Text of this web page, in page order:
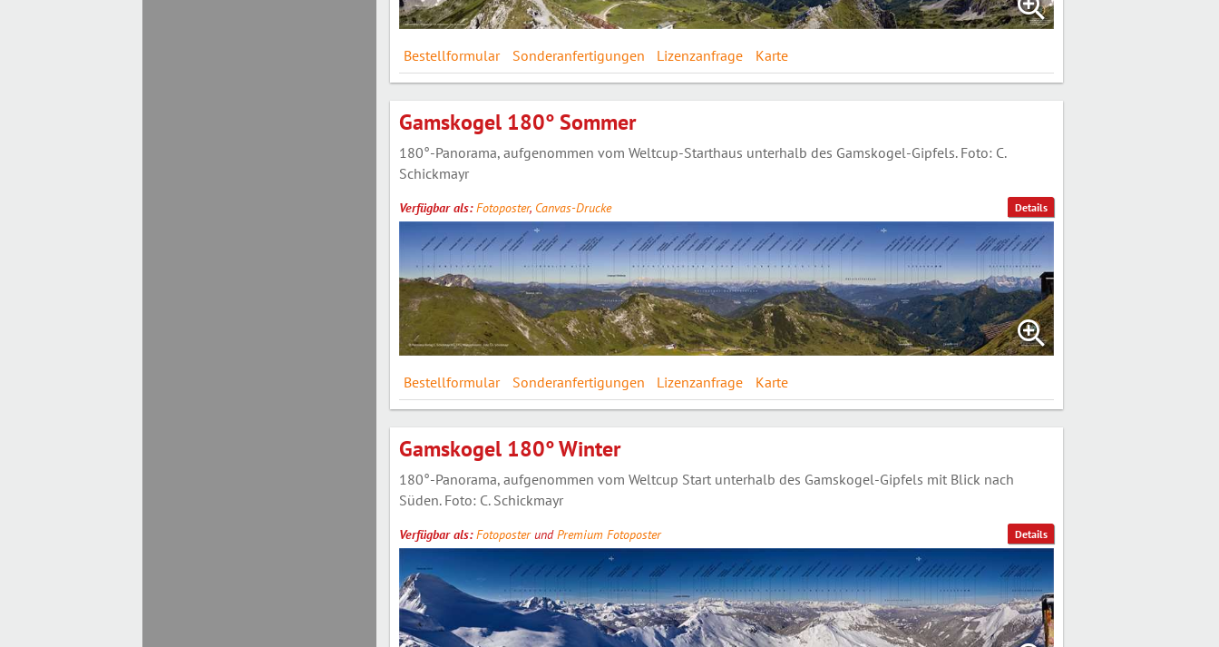
Bestellformular Sonderanfertigungen Lizenzanfrage Karte
Details
Gamskogel 180° Sommer
180°-Panorama, aufgenommen vom Weltcup-Starthaus unterhalb des Gamskogel-Gipfels. Foto: C.
Schickmayr
Verfügbar als:Fotoposter, Canvas-Drucke
Bestellformular Sonderanfertigungen Lizenzanfrage Karte
Details
Gamskogel 180° Winter
180°-Panorama, aufgenommen vom Weltcup Start unterhalb des Gamskogel-Gipfels mit Blick nach
Süden. Foto: C. Schickmayr
Verfügbar als:FotoposterundPremium Fotoposter